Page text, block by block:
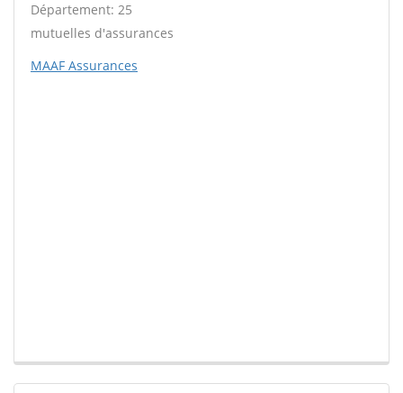
Département: 25
mutuelles d'assurances
MAAF Assurances